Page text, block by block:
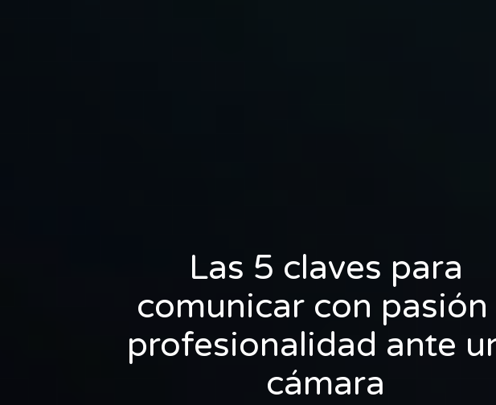
Las 5 claves para
comunicar con pasión
profesionalidad ante
cámara